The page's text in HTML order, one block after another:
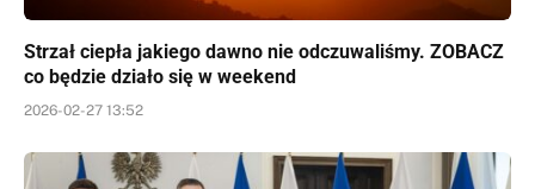
Strzał ciepła jakiego dawno nie odczuwaliśmy. ZOBACZ
co będzie działo się w weekend
2026-02-27 13:52